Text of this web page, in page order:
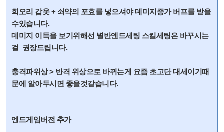
회오리 갑옷 + 쇠약의 포효를 넣으셔야 데미지증가 버프를 받을
수있습니다.
데미지 이득을 보기위해선 별반엔드세팅 스킬세팅은 바꾸시는
걸 권장드립니다.
충격파위상 > 반격 위상으로 바뀌는게 요즘 초고단 대세이기때
문에 알아두시면 좋을것같습니다.
엔드게임버전 추가